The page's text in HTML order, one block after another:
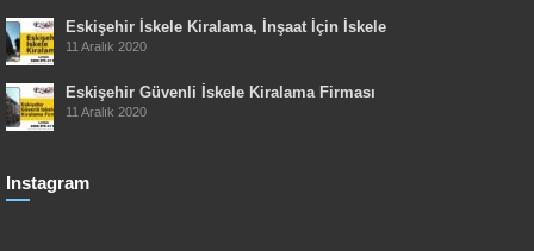
Eskişehir İskele Kiralama, İnşaat İçin İskele
11 Aralık 2020
Eskişehir Güvenli İskele Kiralama Firması
11 Aralık 2020
Instagram